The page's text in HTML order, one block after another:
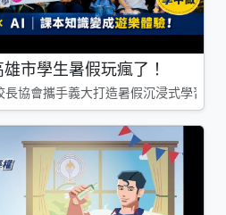
市學生暑假玩瘋了！
協會攜手義大打造暑假沉浸式學習基